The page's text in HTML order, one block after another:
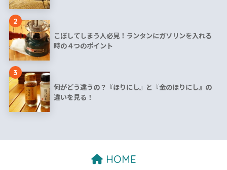
2
こぼしてしまう人必見！ランタンにガソリンを入れる
時の４つのポイント
3
何がどう違うの？『ほりにし』と『金のほりにし』の
違いを見る！
HOME